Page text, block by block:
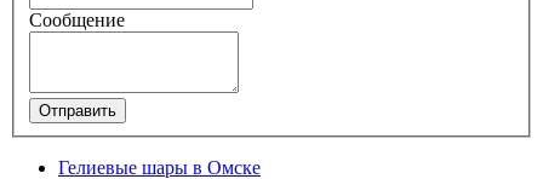
Сообщение
Отправить
Гелиевые шары в Омске